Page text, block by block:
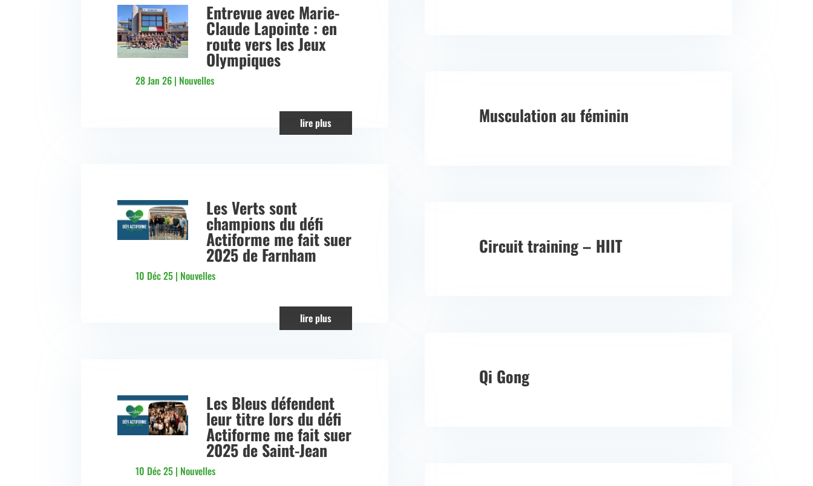
Entrevue avec Marie-
Claude Lapointe : en
route vers les Jeux
Olympiques
28 Jan 26 | Nouvelles
lire plus
Les Verts sont
champions du défi
Actiforme me fait suer
2025 de Farnham
10 Déc 25 | Nouvelles
lire plus
Les Bleus défendent
leur titre lors du défi
Actiforme me fait suer
2025 de Saint-Jean
10 Déc 25 | Nouvelles
Musculation au féminin
Circuit training – HIIT
Qi Gong